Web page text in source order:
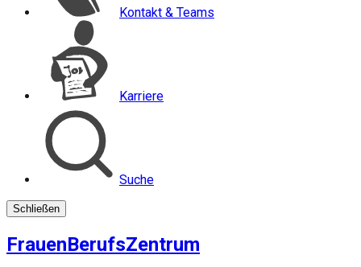
Kontakt & Teams
Karriere
Suche
Schließen
FrauenBerufsZentrum